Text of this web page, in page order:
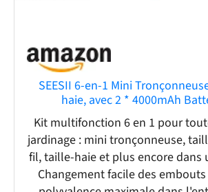
SEESII 6-en-1 Mini
haie, avec 2 * 4000mAh
Tronconneuse Electrique à
Télescopique, Portée
4,57m, à 30 ML Bouteille
Kit multifonction 6 en 1 pour
jardinage : mini tronçonneuse,
fil, taille-haie et plus encore dans
Changement facile des